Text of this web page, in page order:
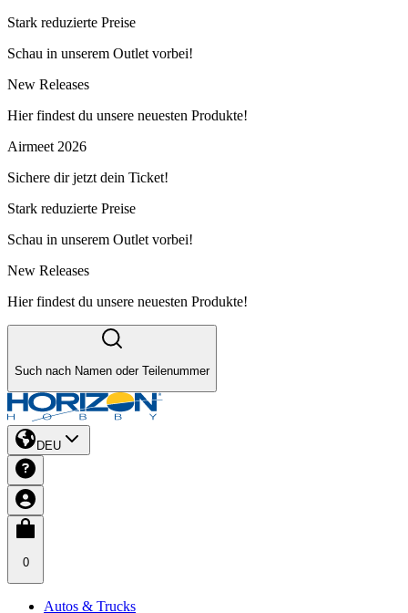
Stark reduzierte Preise
Schau in unserem Outlet vorbei!
New Releases
Hier findest du unsere neuesten Produkte!
Airmeet 2026
Sichere dir jetzt dein Ticket!
Stark reduzierte Preise
Schau in unserem Outlet vorbei!
New Releases
Hier findest du unsere neuesten Produkte!
Such nach Namen oder Teilenummer
DEU
0
Autos & Trucks